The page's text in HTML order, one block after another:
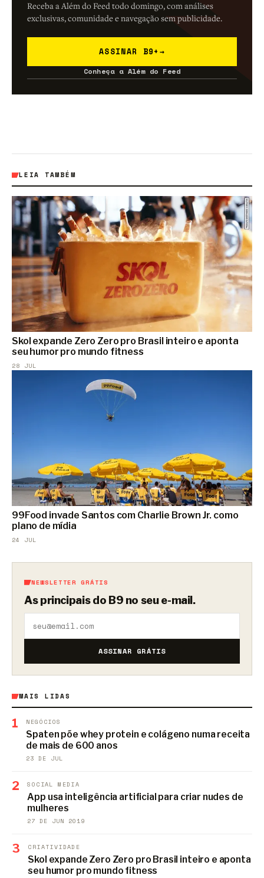
Receba a Além do Feed todo domingo, com análises
exclusivas, comunidade e navegação sem publicidade.
ASSINAR B9+ →
Conheça a Além do Feed
LEIA TAMBÉM
Skol expande Zero Zero pro Brasil inteiro e aponta
seu humor pro mundo fitness
28 JUL
99Food invade Santos com Charlie Brown Jr. como
plano de mídia
24 JUL
NEWSLETTER GRÁTIS
As principais do B9 no seu e-mail.
ASSINAR GRÁTIS
MAIS LIDAS
1 NEGÓCIOS
Spaten põe whey protein e colágeno numa receita
de mais de 600 anos
23 DE JUL
2 SOCIAL MEDIA
App usa inteligência artificial para criar nudes de
mulheres
27 DE JUN 2019
3 CRIATIVIDADE
Skol expande Zero Zero pro Brasil inteiro e aponta
seu humor pro mundo fitness